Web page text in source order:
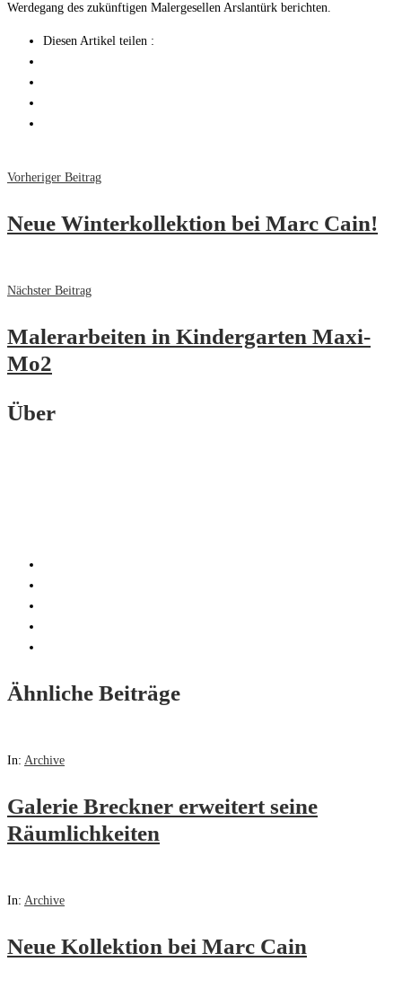
Werdegang des zukünftigen Malergesellen Arslantürk berichten.
Diesen Artikel teilen :
Vorheriger Beitrag
Neue Winterkollektion bei Marc Cain!
Nächster Beitrag
Malerarbeiten in Kindergarten Maxi-
Mo2
Über
Ähnliche Beiträge
In: Archive
Galerie Breckner erweitert seine
Räumlichkeiten
In: Archive
Neue Kollektion bei Marc Cain